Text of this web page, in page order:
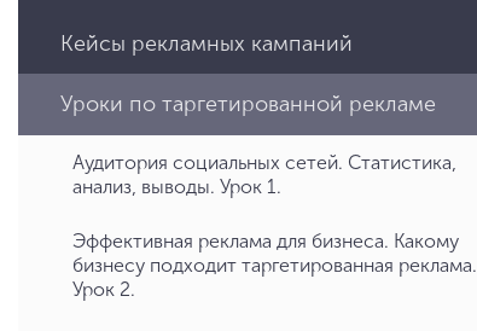
Кейсы рекламных кампаний
Уроки по таргетированной рекламе
Аудитория социальных сетей. Статистика,
анализ, выводы. Урок 1.
Эффективная реклама для бизнеса. Какому
бизнесу подходит таргетированная реклама.
Урок 2.